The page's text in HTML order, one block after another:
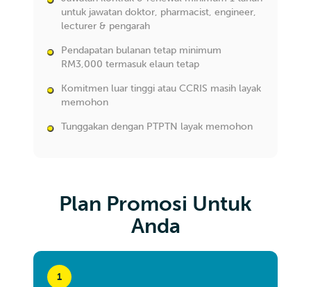
untuk jawatan doktor, pharmacist, engineer,
lecturer & pengarah
Pendapatan bulanan tetap minimum
RM3,000 termasuk elaun tetap
Komitmen luar tinggi atau CCRIS masih layak
memohon
Tunggakan dengan PTPTN layak memohon
Plan Promosi Untuk
Anda
1